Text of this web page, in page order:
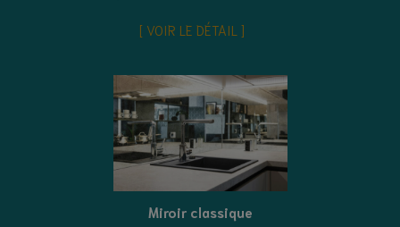
VOIR LE DÉTAIL
Miroir classique